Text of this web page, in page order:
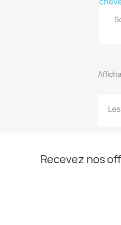
Recevez nos